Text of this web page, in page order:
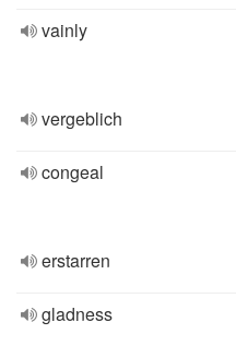
vainly
vergeblich
congeal
erstarren
gladness